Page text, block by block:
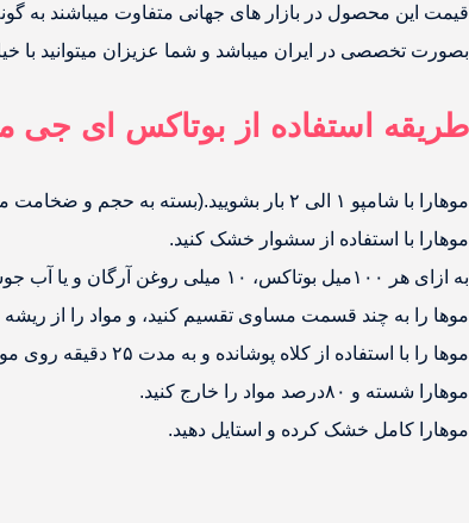
قیمت این محصول در بازار های جهانی متفاوت میباشند به
بصورت تخصصی در ایران میباشد و شما عزیزان میتوانید با
طریقه استفاده از بوتاکس ای
موهارا با شامپو ۱ الی ۲ بار بشویید.(بسته به حجم و ضخامت مو)
موهارا با استفاده از سشوار خشک کنید.
به ازای هر ۱۰۰میل بوتاکس، ۱۰ میلی روغن آرگان و یا آب جوشیده شده سرد به آن اضافی کنید. هم بزنید تا حالت خامه ای پیدا کند.
موها را به چند قسمت مساوی تقسیم کنید، و مواد را از ریشه به فاصله ۱ سانتی متر روی مو
موها را با استفاده از کلاه پوشانده و به مدت ۲۵ دقیقه روی موها باد گرم سشوار بگیرید.
موهارا شسته و ۸۰درصد مواد را خارج کنید.
موهارا کامل خشک کرده و استایل دهید.